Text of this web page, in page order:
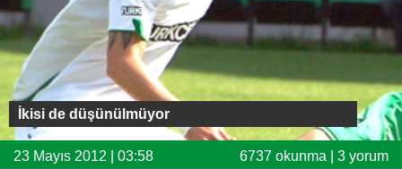
Puan Durumu
Fikstür
Facebook
Twitter
İkisi de düşünülmüyor
23 Mayıs 2012 | 03:58 6737 okunma | 3 yorum